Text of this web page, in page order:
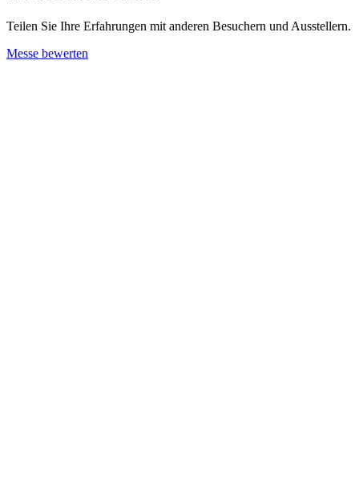
Teilen Sie Ihre Erfahrungen mit anderen Besuchern und Ausstellern.
Messe bewerten